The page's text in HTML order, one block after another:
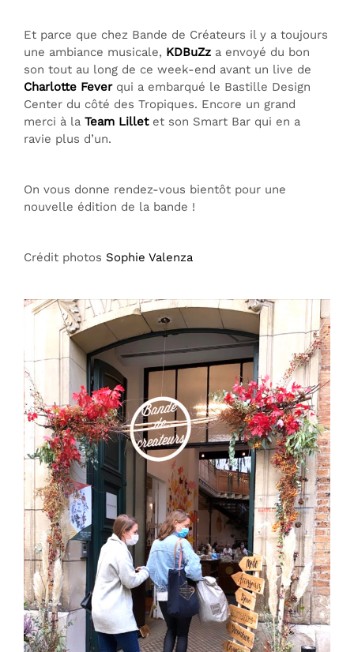
Et parce que chez Bande de Créateurs il y a toujours
une ambiance musicale, KDBuZz a envoyé du bon
son tout au long de ce week-end avant un live de
Charlotte Feverqui a embarqué le Bastille Design
Center du côté des Tropiques. Encore un grand
merci à la Team Lilletet son Smart Bar qui en a
ravie plus d’un.
On vous donne rendez-vous bientôt pour une
nouvelle édition de la bande !
Crédit photos Sophie Valenza